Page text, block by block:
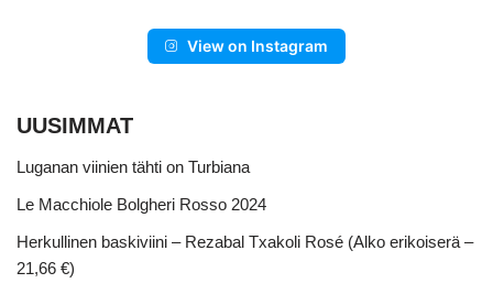
View on Instagram
UUSIMMAT
Luganan viinien tähti on Turbiana
Le Macchiole Bolgheri Rosso 2024
Herkullinen baskiviini – Rezabal Txakoli Rosé (Alko erikoiserä –
21,66 €)